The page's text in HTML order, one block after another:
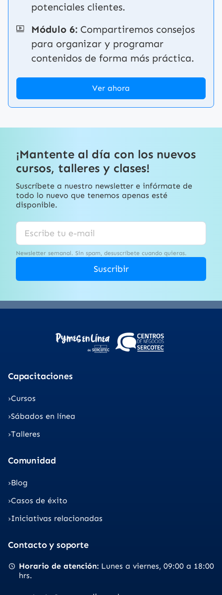
potenciales clientes.
Módulo 6: Compartiremos consejos
para organizar y programar
contenidos de forma más práctica.
Ver ahora
¡Mantente al día con los nuevos
cursos, talleres y clases!
Suscríbete a nuestro newsletter e infórmate de
todo lo nuevo que tenemos apenas esté
disponible.
Newsletter semanal. Sin spam, desuscríbete cuando quieras.
Suscribir
Capacitaciones
Cursos
Sábados en línea
Talleres
Comunidad
Blog
Casos de éxito
Iniciativas relacionadas
Contacto y soporte
Horario de atención Lunes a viernes 09:00 a 18:00
hrs.